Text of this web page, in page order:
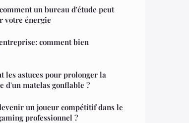
un bureau d'étude peut
votre énergie
comment bien
les astuces pour prolonger la
d'un matelas gonflable ?
un joueur compétitif dans le
professionnel ?